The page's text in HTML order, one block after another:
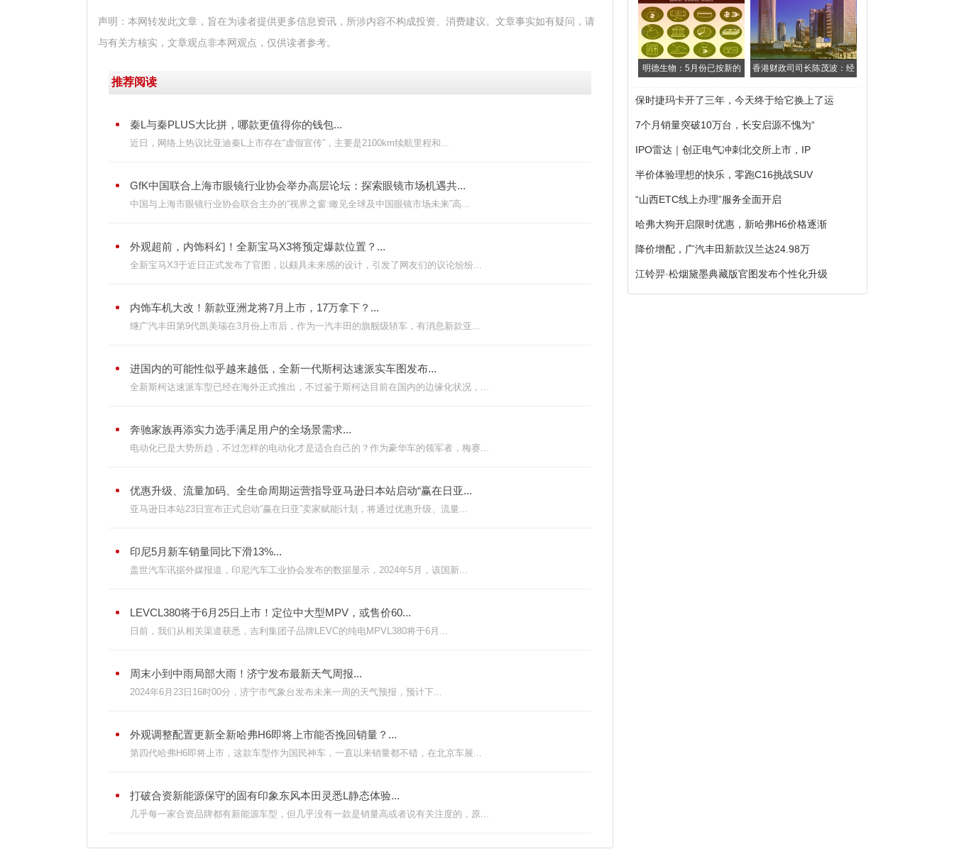
声明：本网转发此文章，旨在为读者提供更多信息资讯，所涉内容不构成投资、消费建议。文章事实如有疑问，请
与有关方核实，文章观点非本网观点，仅供读者参考。
推荐阅读
秦L与秦PLUS大比拼，哪款更值得你的钱包...
近日，网络上热议比亚迪秦L上市存在“虚假宣传”，主要是2100km续航里程和...
GfK中国联合上海市眼镜行业协会举办高层论坛：探索眼镜市场机遇共...
中国与上海市眼镜行业协会联合主办的“视界之窗:瞰见全球及中国眼镜市场未来”高...
外观超前，内饰科幻！全新宝马X3将预定爆款位置？...
全新宝马X3于近日正式发布了官图，以颇具未来感的设计，引发了网友们的议论纷纷...
内饰车机大改！新款亚洲龙将7月上市，17万拿下？...
继广汽丰田第9代凯美瑞在3月份上市后，作为一汽丰田的旗舰级轿车，有消息新款亚...
进国内的可能性似乎越来越低，全新一代斯柯达速派实车图发布...
全新斯柯达速派车型已经在海外正式推出，不过鉴于斯柯达目前在国内的边缘化状况，...
奔驰家族再添实力选手满足用户的全场景需求...
电动化已是大势所趋，不过怎样的电动化才是适合自己的？作为豪华车的领军者，梅赛...
优惠升级、流量加码、全生命周期运营指导亚马逊日本站启动“赢在日亚...
亚马逊日本站23日宣布正式启动“赢在日亚”卖家赋能计划，将通过优惠升级、流量...
印尼5月新车销量同比下滑13%...
盖世汽车讯据外媒报道，印尼汽车工业协会发布的数据显示，2024年5月，该国新...
LEVCL380将于6月25日上市！定位中大型MPV，或售价60...
日前，我们从相关渠道获悉，吉利集团子品牌LEVC的纯电MPVL380将于6月...
周末小到中雨局部大雨！济宁发布最新天气周报...
2024年6月23日16时00分，济宁市气象台发布未来一周的天气预报，预计下...
外观调整配置更新全新哈弗H6即将上市能否挽回销量？...
第四代哈弗H6即将上市，这款车型作为国民神车，一直以来销量都不错，在北京车展...
打破合资新能源保守的固有印象东风本田灵悉L静态体验...
几乎每一家合资品牌都有新能源车型，但几乎没有一款是销量高或者说有关注度的，原...
明德生物：5月份已按新的 香港财政司司长陈茂波：经
保时捷玛卡开了三年，今天终于给它换上了运
7个月销量突破10万台，长安启源不愧为“
IPO雷达｜创正电气冲刺北交所上市，IP
半价体验理想的快乐，零跑C16挑战SUV
“山西ETC线上办理”服务全面开启
哈弗大狗开启限时优惠，新哈弗H6价格逐渐
降价增配，广汽丰田新款汉兰达24.98万
江铃羿·松烟黛墨典藏版官图发布个性化升级